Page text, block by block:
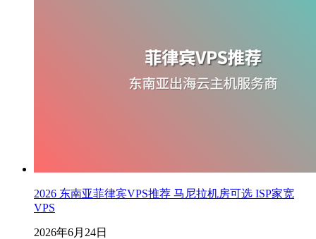
2026 东南亚菲律宾VPS推荐 马尼拉机房可选 ISP家宽
VPS
2026年6月24日